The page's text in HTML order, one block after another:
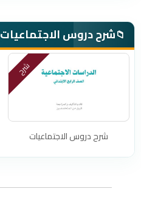
📁شرح دروس الاجتماعيات
شرح
شرح دروس الاجتماعيات